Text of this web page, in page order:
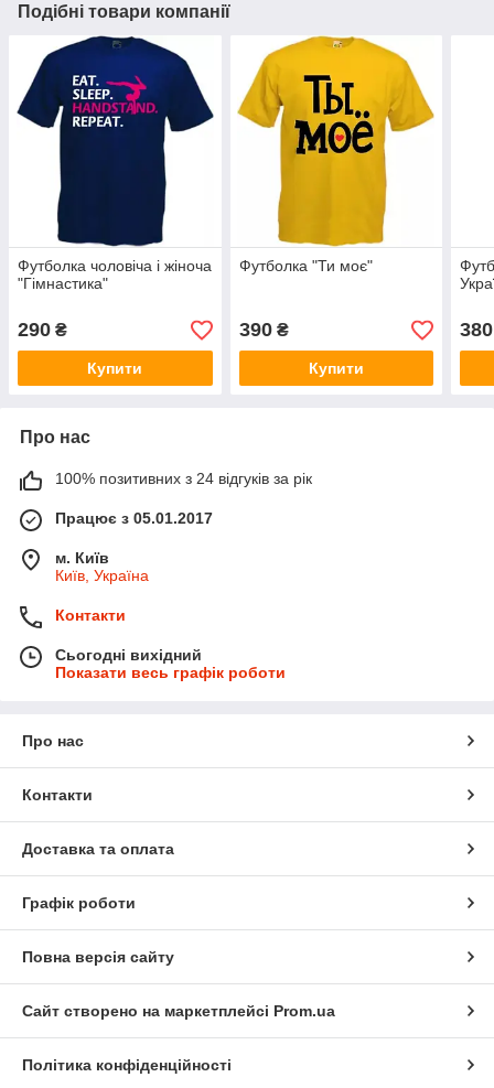
Подібні товари компанії
Футболка чоловіча і жіноча
"Гімнастика"
290 ₴
Купити
Футболка "Ти моє"
390₴
Купити
380
Про нас
100% позитивних з 24 відгуків за рік
Працює з 05.01.2017
м. Київ
Київ, Україна
Контакти
Сьогодні вихідний
Показати весь графік роботи
Про нас
Контакти
Доставка та оплата
Графік роботи
Повна версія сайту
Сайт створено на маркетплейсі Prom.ua
Політика конфіденційності